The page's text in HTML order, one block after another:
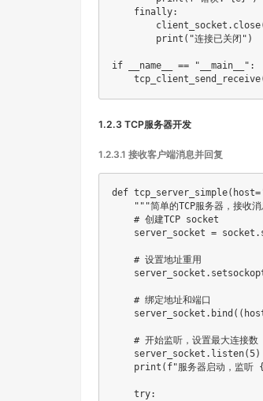
finally:
        client_socket
. close
print ( "连接已关闭" )
if __name__ == "__main__" :
    tcp_client_send_receive
1.2.3 TCP服务器开发
1.2.3.1 接收客户端消息并回复
def tcp_server_simple( host=
"""简单的TCP服务器，接收
# 创建TCP socket
    server_socket
= socket .
# 设置地址重用
    server_socket
.
# 绑定地址和端口
    server_socket
. bind ( (
# 开始监听，设置最大连接数
    server_socket
. listen(5)
print ( f"服务器启动，监听 {
try: